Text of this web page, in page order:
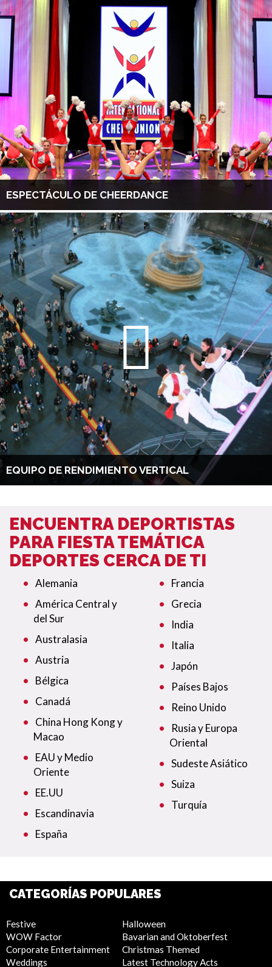
ESPECTÁCULO DE CHEERDANCE
EQUIPO DE RENDIMIENTO VERTICAL
ENCUENTRA DEPORTISTAS
PARA FIESTA TEMÁTICA
DEPORTES CERCA DE TI
Alemania
América Central y
del Sur
Australasia
Austria
Bélgica
Canadá
China Hong Kong y
Macao
EAU y Medio
Oriente
EE.UU
Escandinavia
España
Francia
Grecia
India
Italia
Japón
Países Bajos
Reino Unido
Rusia y Europa
Oriental
Sudeste Asiático
Suiza
Turquía
CATEGORÍAS POPULARES
Festive
WOW Factor
Corporate Entertainment
Weddings
Halloween
Bavarian and Oktoberfest
Christmas Themed
Latest Technology Acts